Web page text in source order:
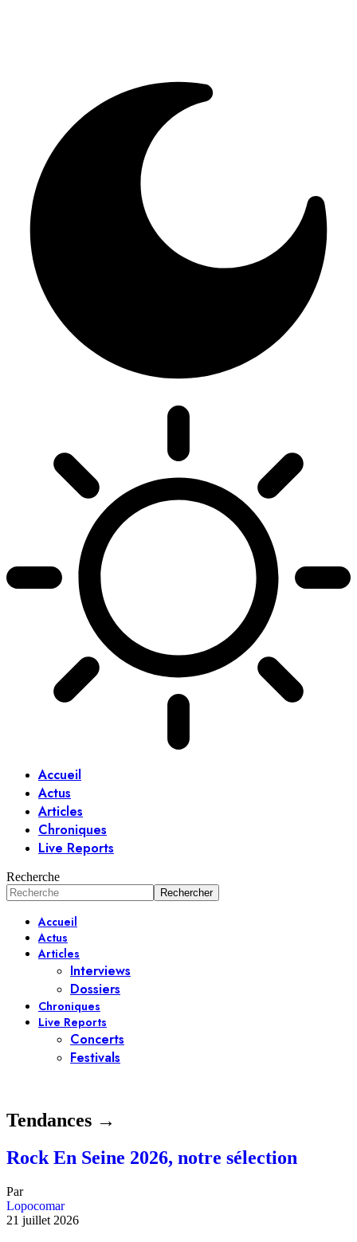
Accueil
Actus
Articles
Chroniques
Live Reports
Recherche
Accueil
Actus
Articles
Interviews
Dossiers
Chroniques
Live Reports
Concerts
Festivals
Tendances →
Rock En Seine 2026, notre sélection
Par
Lopocomar
21 juillet 2026